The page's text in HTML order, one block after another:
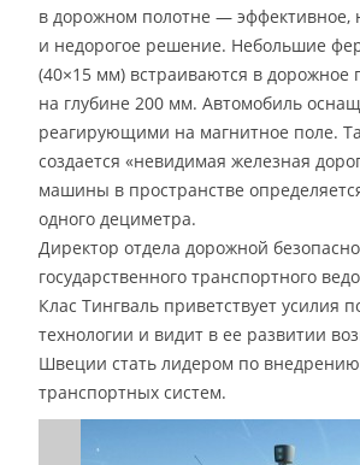
в дорожном полотне — эффективное,
и недорогое решение. Небольшие
(40×15 мм) встраиваются в дорожное
на глубине 200 мм. Автомобиль
реагирующими на магнитное поле.
создается «невидимая железная
машины в пространстве
одного дециметра.
Директор отдела дорожной
государственного транспортного
Клас Тингваль приветствует усилия
технологии и видит в ее развитии
Швеции стать лидером по
транспортных систем.